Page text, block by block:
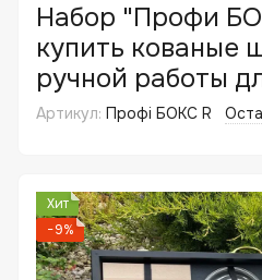
Набор "Профи
купить кованые
ручной работы
Артикул: Профі БОКС R
Хит
−9%